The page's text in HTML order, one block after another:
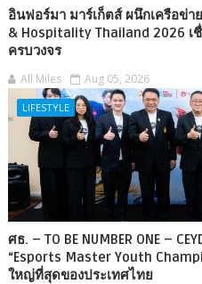
อินฟอร์มา มาร์เก็ตส์ ผนึกเครือข่า
& Hospitality Thailand 2026 เ
ครบวงจร
All Miles Aug 05, 2026
LIFESTYLE
ศธ. – TO BE NUMBER ONE –
“Esports Master Youth
ใหญ่ที่สุดของประเทศไทย